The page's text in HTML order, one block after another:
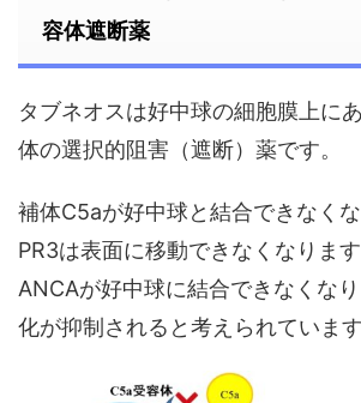
容体遮断薬
タブネオスは好中球の細胞膜上に
体の選択的阻害（遮断）薬です。
補体C5aが好中球と結合できなく
PR3は表面に移動できなくなります
ANCAが好中球に結合できなくな
化が抑制されると考えられています